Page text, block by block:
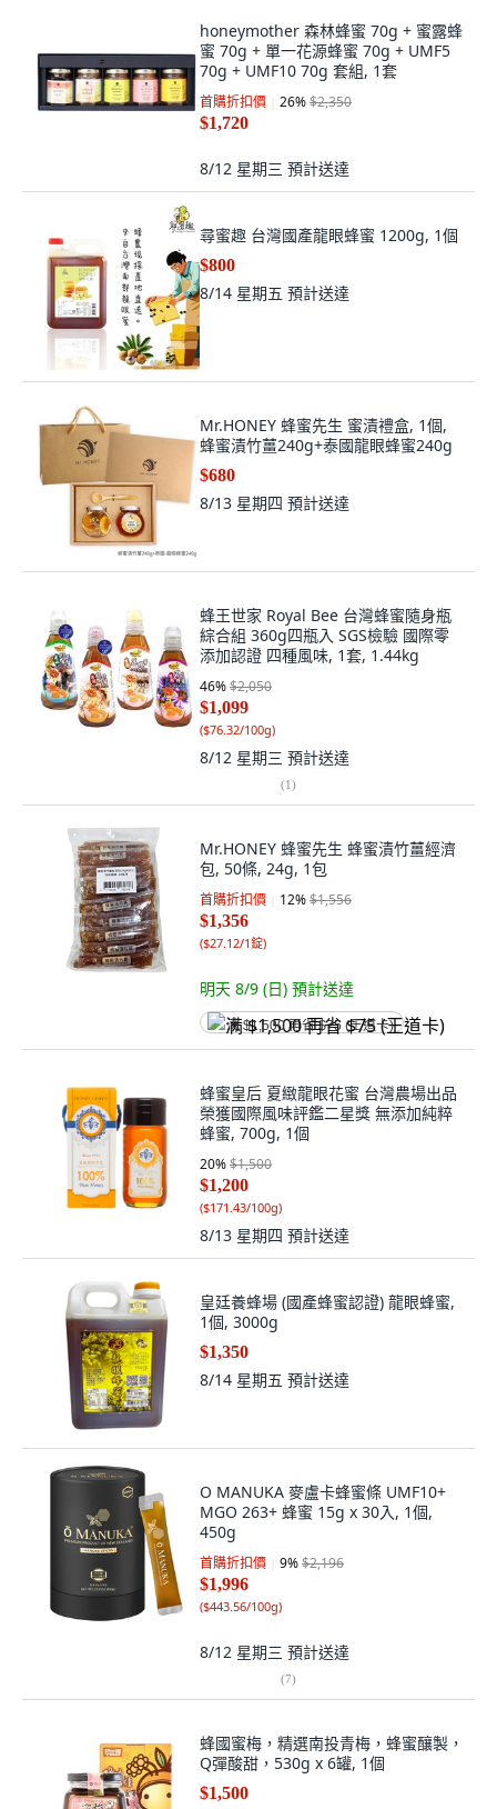
honeymother 森林蜂蜜 70g + 蜜露蜂
蜜 70g + 單一花源蜂蜜 70g + UMF5
70g + UMF10 70g 套組, 1套
首購折扣價 26%$2,350
$1,720
8/12 星期三 預計送達
尋蜜趣 台灣國產龍眼蜂蜜 1200g, 1個
$800
8/14 星期五 預計送達
Mr.HONEY 蜂蜜先生 蜜漬禮盒, 1個,
蜂蜜漬竹薑240g+泰國龍眼蜂蜜240g
$680
8/13 星期四 預計送達
蜂王世家 Royal Bee 台灣蜂蜜隨身瓶
綜合組 360g四瓶入 SGS檢驗 國際零
添加認證 四種風味, 1套, 1.44kg
46%$2,050
$1,099
($76.32/100g)
8/12 星期三 預計送達
(1)
Mr.HONEY 蜂蜜先生 蜂蜜漬竹薑經濟
包, 50條, 24g, 1包
首購折扣價 12%$1,556
$1,356
($27.12/1錠)
明天 8/9 (日) 預計送達
满 $1,500 再省 $75 (王道卡)
蜂蜜皇后 夏緻龍眼花蜜 台灣農場出品
榮獲國際風味評鑑二星獎 無添加純粹
蜂蜜, 700g, 1個
20%$1,500
$1,200
($171.43/100g)
8/13 星期四 預計送達
皇廷養蜂場 (國產蜂蜜認證) 龍眼蜂蜜,
1個, 3000g
$1,350
8/14 星期五 預計送達
O MANUKA 麥盧卡蜂蜜條 UMF10+
MGO 263+ 蜂蜜 15g x 30入, 1個,
450g
首購折扣價 9%$2,196
$1,996
($443.56/100g)
8/12 星期三 預計送達
(7)
蜂國蜜梅，精選南投青梅，蜂蜜釀製，
Q彈酸甜，530g x 6罐, 1個
$1,500